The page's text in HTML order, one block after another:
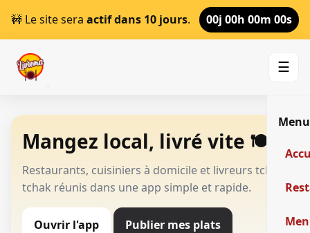
🚧 Le site sera actif dans 10 jours. 00j 00h 00m 00s
☰
Menu
Mangez local, livré vite 🍽️
Restaurants, cuisiniers à domicile et livreurs tchak-
tchak réunis dans une app simple et rapide.
Ouvrir l'app Publier mes plats